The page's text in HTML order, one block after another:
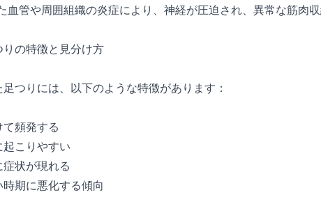
血管や周囲組織の炎症により、神経が圧迫され、異常な筋肉
の特徴と見分け方
つりには、以下のような特徴があります：
頻発する
こりやすい
状が現れる
期に悪化する傾向